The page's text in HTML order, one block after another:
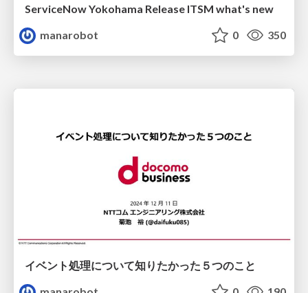
ServiceNow Yokohama Release ITSM what's new
manarobot
0 350
イベント処理について知りたかった５つのこと